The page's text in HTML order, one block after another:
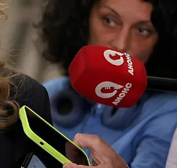
ВЯРА
ОБЯВИ
ВОЙНАТА В
ВРЕМЕТО